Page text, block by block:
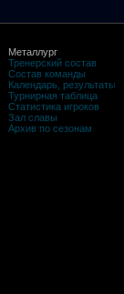
Металлург
Тренерский состав
Состав команды
Календарь, результаты
Турнирная таблица
Статистика игроков
Зал славы
Архив по сезонам